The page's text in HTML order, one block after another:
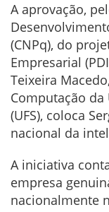
A aprovação,
(CNPq), do
Empresarial
Teixeira
Computação da
(UFS), coloca
nacional da
A iniciativa
empresa
nacionalmente